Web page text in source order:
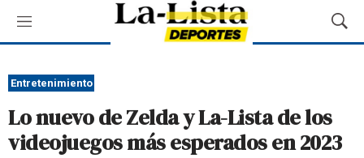
M
e
ú
M
o
B
Entretenimiento
Lo nuevo de Zelda y La-Lista de los
videojuegos más esperados en 2023